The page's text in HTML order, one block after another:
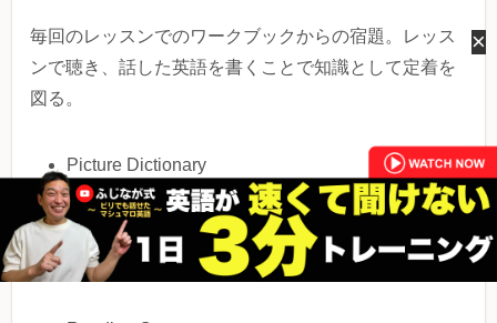
毎回のレッスンでのワークブックからの宿題。レッス
ンで聴き、話した英語を書くことで知識として定着を
図る。
Picture Dictionary
記憶に残りやすい絵で見る辞書で語彙を増やし、書く
力もつける。
×